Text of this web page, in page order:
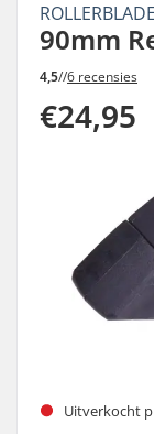
ROLLERBLADE
90mm
4,5//6 recensies
€24,95
Uitverkocht